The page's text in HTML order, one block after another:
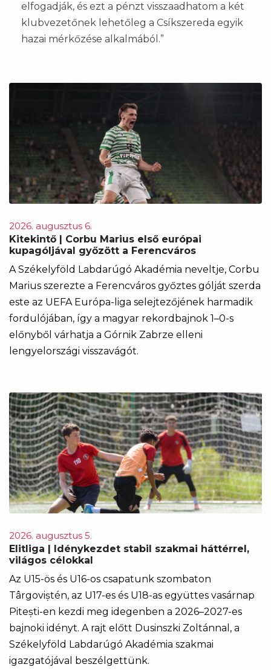
elfogadják, és ezt a pénzt visszaadhatom a két
klubvezetőnek lehetőleg a Csíkszereda egyik
hazai mérkőzése alkalmából.”
2026. augusztus 6.
Kitekintő | Corbu Marius első európai
kupagóljával győzött a Ferencváros
A Székelyföld Labdarúgó Akadémia neveltje, Corbu
Marius szerezte a Ferencváros győztes gólját szerda
este az UEFA Európa-liga selejtezőjének harmadik
fordulójában, így a magyar rekordbajnok 1–0-s
előnyből várhatja a Górnik Zabrze elleni
lengyelországi visszavágót.
2026. augusztus 5.
Elitliga | Idénykezdet stabil szakmai háttérrel,
világos célokkal
Az U15-ös és U16-os csapatunk szombaton
Târgoviștén, az U17-es és U18-as együttes vasárnap
Pitești-en kezdi meg idegenben a 2026–2027-es
bajnoki idényt. A rajt előtt Dusinszki Zoltánnal, a
Székelyföld Labdarúgó Akadémia szakmai
igazgatójával beszélgettünk.